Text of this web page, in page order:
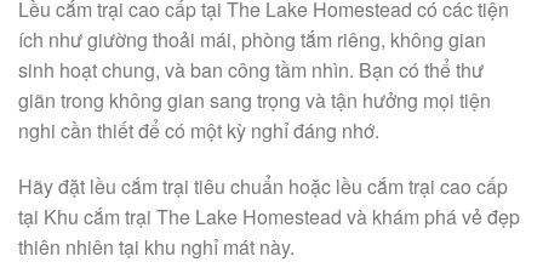
Lều cắm trại cao cấp tại The Lake Homestead có các tiện
ích như giường thoải mái, phòng tắm riêng, không gian
sinh hoạt chung, và ban công tầm nhìn. Bạn có thể thư
giãn trong không gian sang trọng và tận hưởng mọi tiện
nghi cần thiết để có một kỳ nghỉ đáng nhớ.
Hãy đặt lều cắm trại tiêu chuẩn hoặc lều cắm trại cao cấp
tại Khu cắm trại The Lake Homestead và khám phá vẻ đẹp
thiên nhiên tại khu nghỉ mát này.